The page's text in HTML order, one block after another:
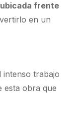
frente
en un
trabajo
esta obra que